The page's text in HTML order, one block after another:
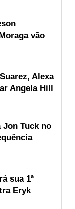
vão
Alexa
Angela Hill
Jon Tuck no
sua 1ª
Eryk